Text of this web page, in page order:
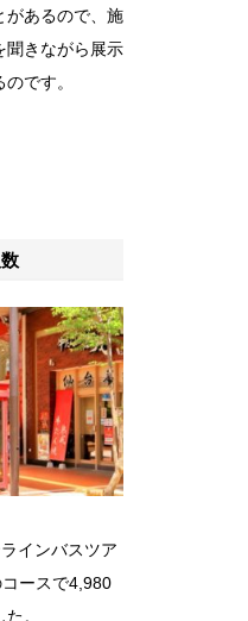
があるので、施
聞きながら展示
です。
インバスツア
ースで4,980
。